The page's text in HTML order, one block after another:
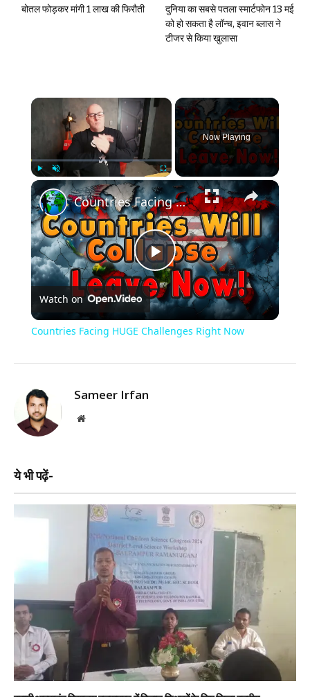
बोतल फोड़कर मांगी 1 लाख की फिरौती
दुनिया का सबसे पतला स्मार्टफोन 13 मई
को हो सकता है लॉन्च, इवान ब्लास ने
टीजर से किया खुलासा
×
Unmute Fullscreen
Now Playing
×
Play
Video
Countries Facing HUGE Challenges Right Now
Watch on
Countries Facing HUGE Challenges Right Now
Sameer Irfan
Website
ये भी पढ़ें-